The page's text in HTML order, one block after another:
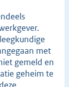
met
gemeld en
geheim te